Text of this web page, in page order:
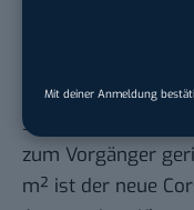
Mit deiner Anmeldung
windschnittiger
standsbeiwert von
zum Vorgänger
m² ist der neue